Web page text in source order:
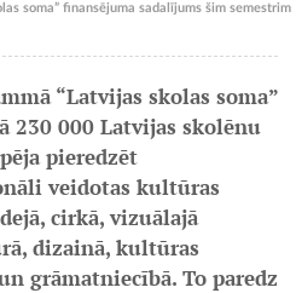
soma” finansējuma sadalījums šim semestrim
“Latvijas skolas soma”
230 000 Latvijas skolēnu
pieredzēt
veidotas kultūras
cirkā, vizuālajā
dizainā, kultūras
grāmatniecībā. To paredz